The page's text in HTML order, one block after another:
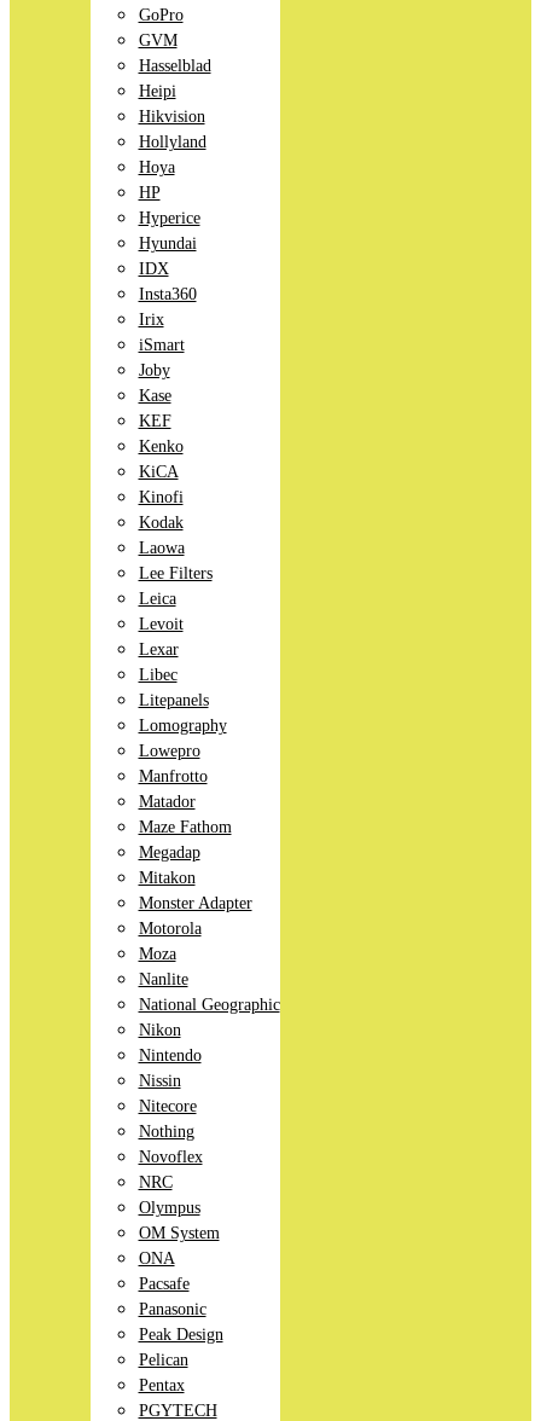
GoPro
GVM
Hasselblad
Heipi
Hikvision
Hollyland
Hoya
HP
Hyperice
Hyundai
IDX
Insta360
Irix
iSmart
Joby
Kase
KEF
Kenko
KiCA
Kinofi
Kodak
Laowa
Lee Filters
Leica
Levoit
Lexar
Libec
Litepanels
Lomography
Lowepro
Manfrotto
Matador
Maze Fathom
Megadap
Mitakon
Monster Adapter
Motorola
Moza
Nanlite
National Geographic
Nikon
Nintendo
Nissin
Nitecore
Nothing
Novoflex
NRC
Olympus
OM System
ONA
Pacsafe
Panasonic
Peak Design
Pelican
Pentax
PGYTECH